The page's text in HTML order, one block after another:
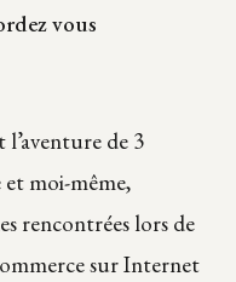
vous
l’aventure de 3
moi-même,
rencontrées lors de
sur Internet